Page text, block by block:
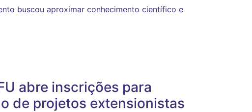
buscou aproximar conhecimento científico e
abre inscrições para
de projetos extensionistas